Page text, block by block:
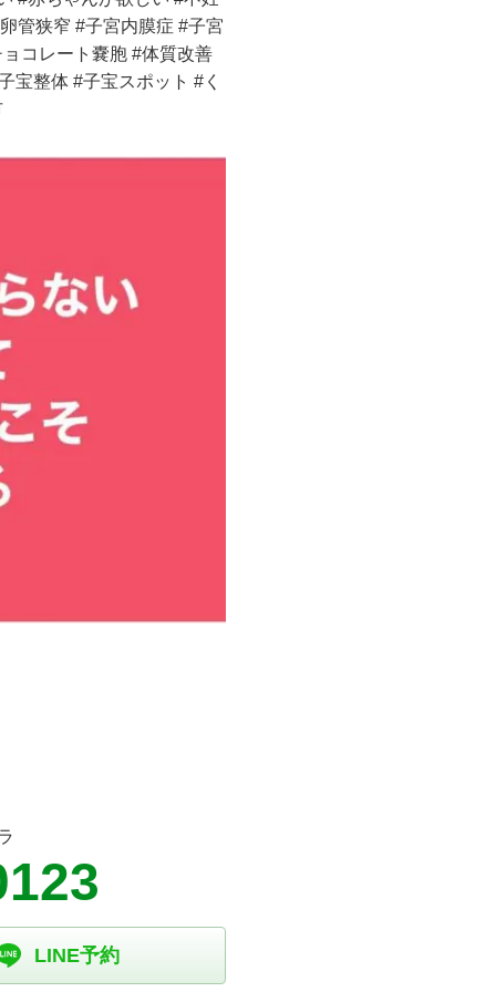
管狭窄 #子宮内膜症 #子宮
コレート嚢胞 #体質改善
宝整体 #子宝スポット #く
LINE予約